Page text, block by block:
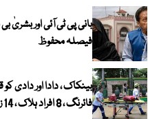
بانی پی ٹی آئی اور بشریٰ
فیصلہ محفوظ
بینکاک ، دادا اور دادی
فائرنگ ، 8 افراد ہلاک ، 14 زخمی